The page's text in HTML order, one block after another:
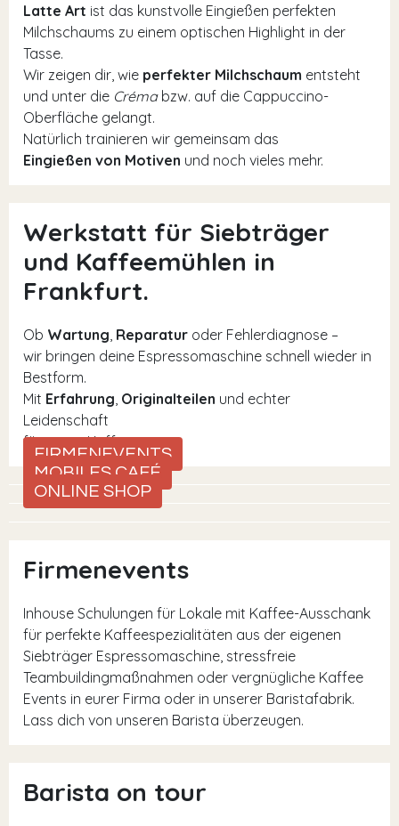
Latte Art ist das kunstvolle Eingießen perfekten
Milchschaums zu einem optischen Highlight in der
Tasse.
Wir zeigen dir, wie perfekter Milchschaum entsteht
und unter die Crémabzw. auf die Cappuccino-
Oberfläche gelangt.
Natürlich trainieren wir gemeinsam das
Eingießen von Motiven und noch vieles mehr.
Werkstatt für Siebträger
und Kaffeemühlen in
Frankfurt.
Ob Wartung, Reparatur oder Fehlerdiagnose –
wir bringen deine Espressomaschine schnell wieder in
Bestform.
Mit Erfahrung, Originalteilen und echter
Leidenschaft
für guten Kaffee.
FIRMENEVENTS
MOBILES CAFÉ
ONLINE SHOP
Firmenevents
Inhouse Schulungen für Lokale mit Kaffee-Ausschank
für perfekte Kaffeespezialitäten aus der eigenen
Siebträger Espressomaschine, stressfreie
Teambuildingmaßnahmen oder vergnügliche Kaffee
Events in eurer Firma oder in unserer Baristafabrik.
Lass dich von unseren Barista überzeugen.
Barista on tour